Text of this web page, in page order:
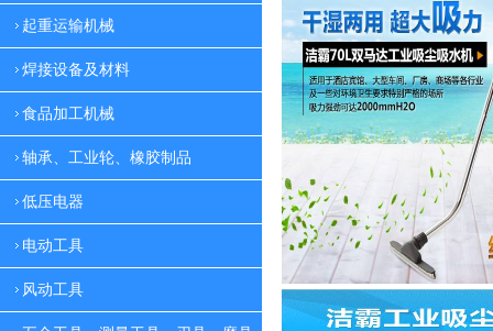
起重运输机械
焊接设备及材料
食品加工机械
轴承、工业轮、橡胶制品
低压电器
电动工具
风动工具